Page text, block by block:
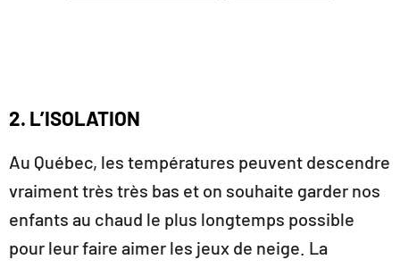
2. L’ISOLATION
Au Québec, les températures peuvent descendre
vraiment très très bas et on souhaite garder nos
enfants au chaud le plus longtemps possible
pour leur faire aimer les jeux de neige. La